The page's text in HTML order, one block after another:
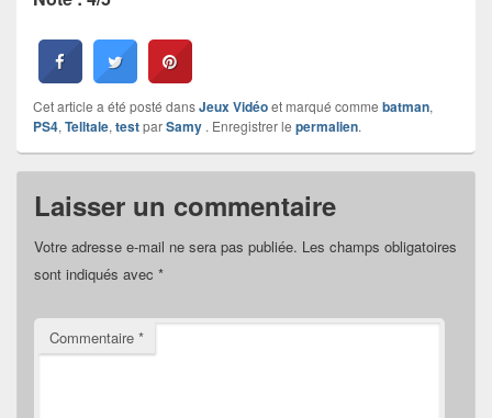
Cet article a été posté dansJeux Vidéoet marqué comme batman,
PS4, Telltale, testparSamy . Enregistrer le permalien.
Laisser un commentaire
Votre adresse e-mail ne sera pas publiée. Les champs obligatoires
sont indiqués avec *
Commentaire *